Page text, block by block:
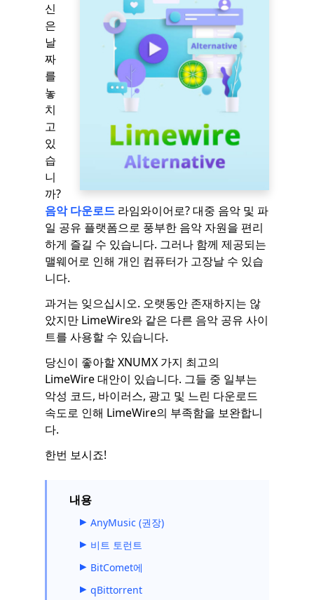
신
은
날
짜
를
놓
치
고
있
습
니
까?
음악 다운로드 라임와이어로? 대중 음악 및 파
일 공유 플랫폼으로 풍부한 음악 자원을 편리
하게 즐길 수 있습니다. 그러나 함께 제공되는
맬웨어로 인해 개인 컴퓨터가 고장날 수 있습
니다.
과거는 잊으십시오. 오랫동안 존재하지는 않
았지만 LimeWire와 같은 다른 음악 공유 사이
트를 사용할 수 있습니다.
당신이 좋아할 XNUMX 가지 최고의
LimeWire 대안이 있습니다. 그들 중 일부는
악성 코드, 바이러스, 광고 및 느린 다운로드
속도로 인해 LimeWire의 부족함을 보완합니
다.
한번 보시죠!
내용
AnyMusic (권장)
비트 토런트
BitComet에
qBittorrent